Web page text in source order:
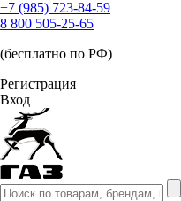
+7 (985) 723-84-59
8 800 505-25-65
(бесплатно по РФ)
Регистрация
Вход